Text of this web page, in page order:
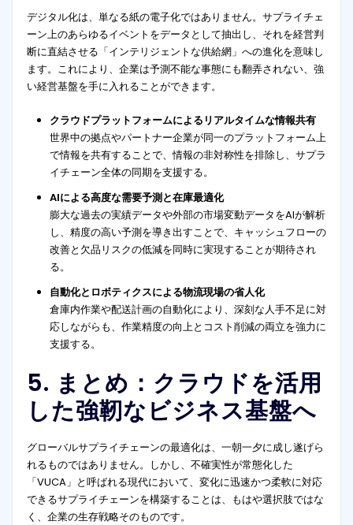
デジタル化は、単なる紙の電子化ではありません。サプライチェ
ーン上のあらゆるイベントをデータとして抽出し、それを経営判
断に直結させる「インテリジェントな供給網」への進化を意味し
ます。これにより、企業は予測不能な事態にも翻弄されない、強
い経営基盤を手に入れることができます。
クラウドプラットフォームによるリアルタイムな情報共有
世界中の拠点やパートナー企業が同一のプラットフォーム上
で情報を共有することで、情報の非対称性を排除し、サプラ
イチェーン全体の同期を支援する。
AIによる高度な需要予測と在庫最適化
膨大な過去の実績データや外部の市場変動データをAIが解析
し、精度の高い予測を導き出すことで、キャッシュフローの
改善と欠品リスクの低減を同時に実現することが期待され
る。
自動化とロボティクスによる物流現場の省人化
倉庫内作業や配送計画の自動化により、深刻な人手不足に対
応しながらも、作業精度の向上とコスト削減の両立を強力に
支援する。
5. まとめ：クラウドを活用
した強靭なビジネス基盤へ
グローバルサプライチェーンの最適化は、一朝一夕に成し遂げら
れるものではありません。しかし、不確実性が常態化した
「VUCA」と呼ばれる現代において、変化に迅速かつ柔軟に対応
できるサプライチェーンを構築することは、もはや選択肢ではな
く、企業の生存戦略そのものです。